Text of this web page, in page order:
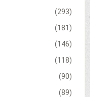
(293)
(181)
(146)
(118)
(90)
(89)